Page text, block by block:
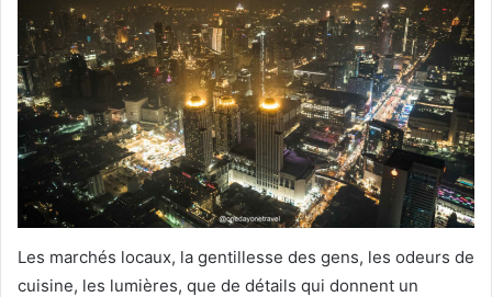
Les marchés locaux, la gentillesse des gens, les odeurs de
cuisine, les lumières, que de détails qui donnent un